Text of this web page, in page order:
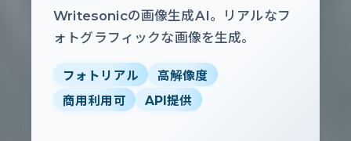
Writesonicの画像生成AI。リアルなフ
ォトグラフィックな画像を生成。
フォトリアル
高解像度
商用利用可
API提供